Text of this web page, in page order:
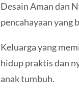
Desain Aman dan
pencahayaan yang
Keluarga yang
hidup praktis dan
anak tumbuh.